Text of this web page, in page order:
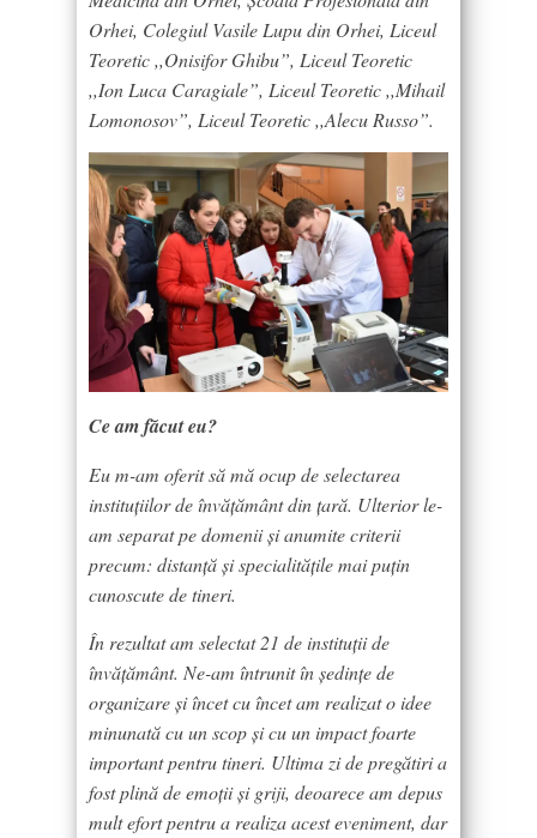
Orhei, Colegiul Vasile Lupu din Orhei, Liceul
Teoretic ,,Onisifor Ghibu”, Liceul Teoretic
,,Ion Luca Caragiale”, Liceul Teoretic ,,Mihail
Lomonosov”, Liceul Teoretic ,,Alecu Russo”.
Ce am făcut eu?
Eu m-am oferit să mă ocup de selectarea
instituțiilor de învățământ din țară. Ulterior le-
am separat pe domenii și anumite criterii
precum: distanță și specialitățile mai puțin
cunoscute de tineri.
În rezultat am selectat 21 de instituții de
învățământ. Ne-am întrunit în ședințe de
organizare și încet cu încet am realizat o idee
minunată cu un scop și cu un impact foarte
important pentru tineri. Ultima zi de pregătiri a
fost plină de emoții și griji, deoarece am depus
mult efort pentru a realiza acest eveniment, dar